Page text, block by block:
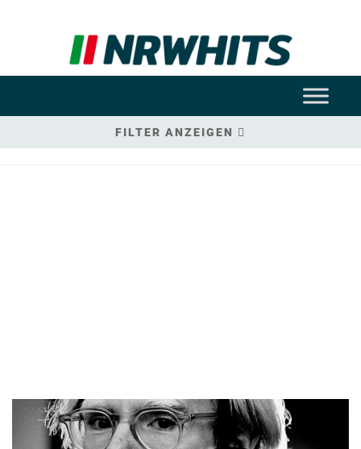
FILTER ANZEIGEN